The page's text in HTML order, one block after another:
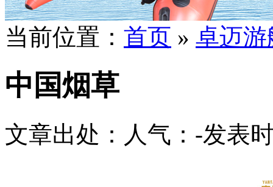
当前位置： 首页 » 卓迈
中国烟草
文章出处： 人气： -发表